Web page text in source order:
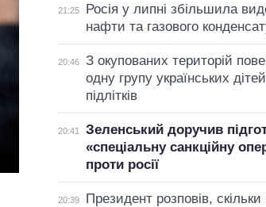
21:25
Росія у липні збільшила
нафти та газового
20:46
З окупованих територій
одну групу українських
підлітків
20:41
Зеленський доручив
«спеціальну санкційну
проти росії
20:39
Президент розповів, скільки